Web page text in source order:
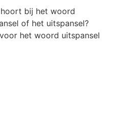
bij het woord
of het uitspansel?
het woord uitspansel